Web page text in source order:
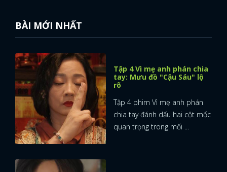
BÀI MỚI NHẤT
Tập 4 Vì mẹ anh phán chia
tay: Mưu đồ "Cậu Sáu" lộ
rõ
Tập 4 phim Vì mẹ anh phán
chia tay đánh dấu hai cột mốc
quan trọng trong mối ...